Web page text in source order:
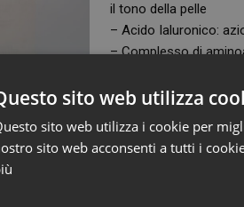
il tono della pelle
– Acido Ialuronico:
– Complesso di
con due componenti chiave:
SERUM GEL
ideale per pelli normali, secche e/o
e ridurre la TEWL.
sito web utilizza
sito web utilizza i cookie per
sito web acconsenti a tutti i